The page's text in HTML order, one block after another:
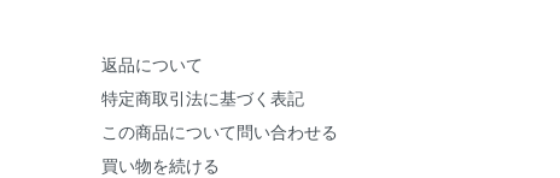
返品について
特定商取引法に基づく表記
この商品について問い合わせる
買い物を続ける